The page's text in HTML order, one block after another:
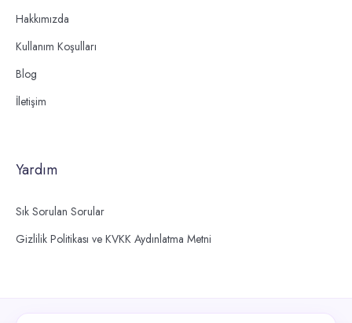
Hakkımızda
Kullanım Koşulları
Blog
İletişim
Yardım
Sık Sorulan Sorular
Gizlilik Politikası ve KVKK Aydınlatma Metni